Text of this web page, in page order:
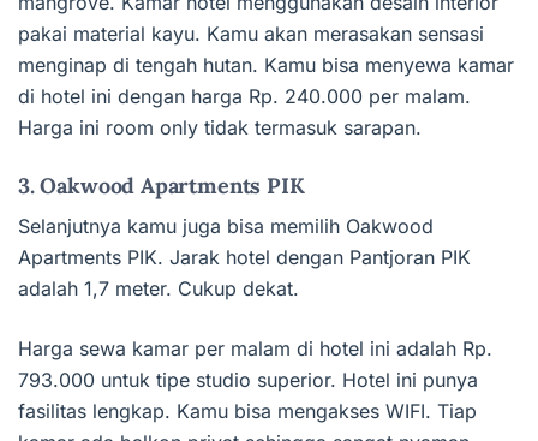
pakai material kayu. Kamu akan merasakan sensasi
menginap di tengah hutan. Kamu bisa menyewa kamar
di hotel ini dengan harga Rp. 240.000 per malam.
Harga ini room only tidak termasuk sarapan.
3. Oakwood Apartments PIK
Selanjutnya kamu juga bisa memilih Oakwood
Apartments PIK. Jarak hotel dengan Pantjoran PIK
adalah 1,7 meter. Cukup dekat.
Harga sewa kamar per malam di hotel ini adalah Rp.
793.000 untuk tipe studio superior. Hotel ini punya
fasilitas lengkap. Kamu bisa mengakses WIFI. Tiap